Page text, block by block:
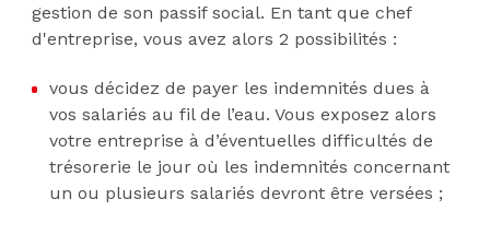
gestion de son passif social. En tant que chef
d'entreprise, vous avez alors 2 possibilités :
vous décidez de payer les indemnités dues à
vos salariés au fil de l’eau. Vous exposez alors
votre entreprise à d’éventuelles difficultés de
trésorerie le jour où les indemnités concernant
un ou plusieurs salariés devront être versées ;